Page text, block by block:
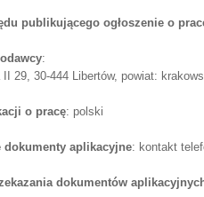
publikującego ogłoszenie o
:
II 29, 30-444 Libertów, powiat:
o pracę: polski
dokumenty aplikacyjne: kontakt
dokumentów